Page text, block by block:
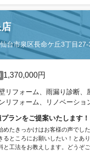
台市泉区長命ケ丘3丁目
1,370,000円
リフォーム、雨漏り診断
リフォーム、リノベーショ
ランをご提案いたします！
めたきっかけはお客様の声でし
るところにお願いしたい！とあ
工法をお教えします。どうぞ